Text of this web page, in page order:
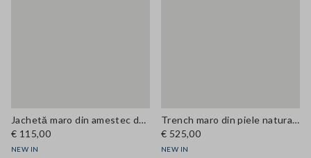
Jachetă maro din amestec de bumbac, cu fermoar și guler din catifea raiată, croi regular
€ 115,00
NEW IN
Trench maro din piele naturală, dublu rând cu curea, croială regular
€ 525,00
NEW IN